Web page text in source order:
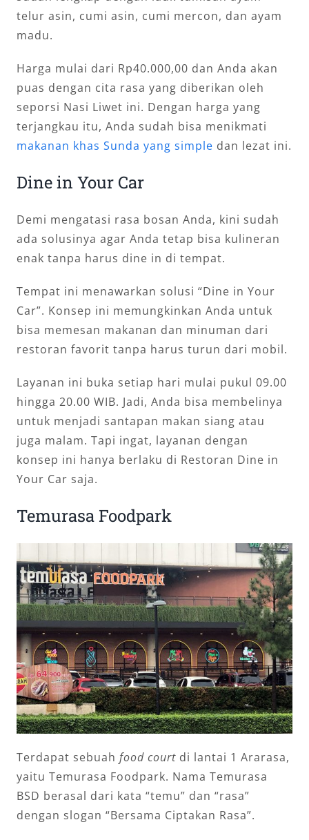
telur asin, cumi asin, cumi mercon, dan ayam
madu.
Harga mulai dari Rp40.000,00 dan Anda akan
puas dengan cita rasa yang diberikan oleh
seporsi Nasi Liwet ini. Dengan harga yang
terjangkau itu, Anda sudah bisa menikmati
makanan khas Sunda yang simple dan lezat ini.
Dine in Your Car
Demi mengatasi rasa bosan Anda, kini sudah
ada solusinya agar Anda tetap bisa kulineran
enak tanpa harus dine in di tempat.
Tempat ini menawarkan solusi “Dine in Your
Car”. Konsep ini memungkinkan Anda untuk
bisa memesan makanan dan minuman dari
restoran favorit tanpa harus turun dari mobil.
Layanan ini buka setiap hari mulai pukul 09.00
hingga 20.00 WIB. Jadi, Anda bisa membelinya
untuk menjadi santapan makan siang atau
juga malam. Tapi ingat, layanan dengan
konsep ini hanya berlaku di Restoran Dine in
Your Car saja.
Temurasa Foodpark
Terdapat sebuah food court di lantai 1 Ararasa,
yaitu Temurasa Foodpark. Nama Temurasa
BSD berasal dari kata “temu” dan “rasa”
dengan slogan “Bersama Ciptakan Rasa”.